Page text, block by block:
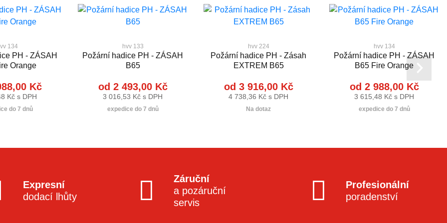
134
PH - ZÁSAH
Orange
Kč
Kč s DPH
do 7 dnů
hvv 133
Požární hadice PH - ZÁSAH
B65
od 2 493,00 Kč
3 016,53 Kč s DPH
expedice do 7 dnů
hvv 224
Požární hadice PH - Zásah
EXTREM B65
od 3 916,00 Kč
4 738,36 Kč s DPH
Na dotaz
hvv 134
Požární hadice PH - ZÁSAH
B65 Fire Orange
od 2 988,00 Kč
3 615,48 Kč s DPH
expedice do 7 dnů
Expresní
dodací lhůty
Záruční
a pozáruční
servis
Profesionální
poradenství